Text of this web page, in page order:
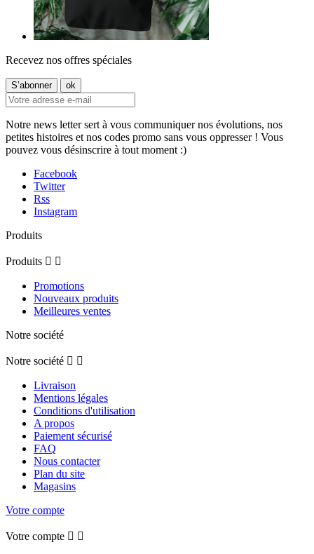
Recevez nos offres spéciales
Notre news letter sert à vous communiquer nos évolutions, nos
petites histoires et nos codes promo sans vous oppresser ! Vous
pouvez vous désinscrire à tout moment :)
Facebook
Twitter
Rss
Instagram
Produits
Produits  
Promotions
Nouveaux produits
Meilleures ventes
Notre société
Notre société  
Livraison
Mentions légales
Conditions d'utilisation
A propos
Paiement sécurisé
FAQ
Nous contacter
Plan du site
Magasins
Votre compte
Votre compte  